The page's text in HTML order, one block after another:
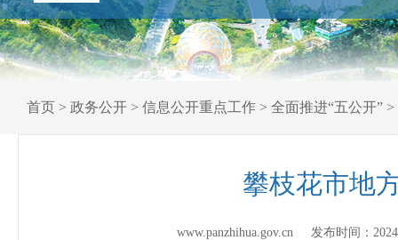
首页 > 政务公开 > 信息公开重点工作 > 全面推进“五公开” >
攀枝花市地
www.panzhihua.gov.cn 发布时间：